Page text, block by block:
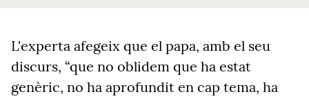
L'experta afegeix que el papa, amb el seu
discurs, “que no oblidem que ha estat
genèric, no ha aprofundit en cap tema, ha